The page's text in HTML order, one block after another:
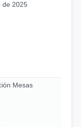
de 2025
Mesas